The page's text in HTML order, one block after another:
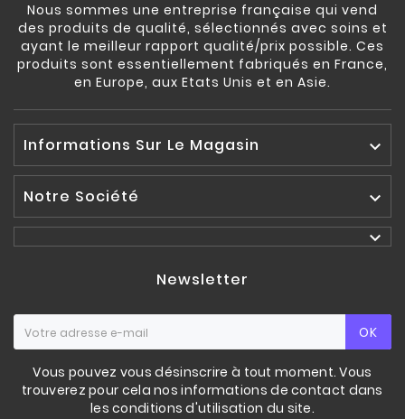
Nous sommes une entreprise française qui vend
des produits de qualité, sélectionnés avec soins et
ayant le meilleur rapport qualité/prix possible. Ces
produits sont essentiellement fabriqués en France,
en Europe, aux Etats Unis et en Asie.
Informations Sur Le Magasin 
Notre Société


Newsletter
OK
Vous pouvez vous désinscrire à tout moment. Vous
trouverez pour cela nos informations de contact dans
les conditions d'utilisation du site.